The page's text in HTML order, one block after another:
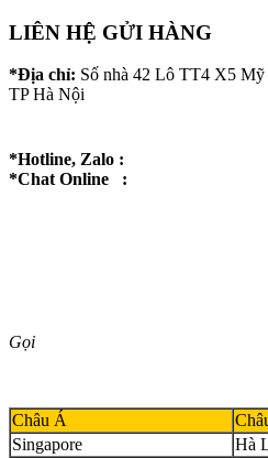
LIÊN HỆ GỬI HÀNG
*Địa chỉ: Số nhà 42 Lô TT4 X5
TP Hà Nội
*Hotline, Zalo :
*Chat Online :
Gọi
Châu Á
Singapore
Hà